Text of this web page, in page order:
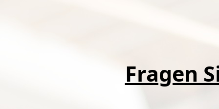
Fragen